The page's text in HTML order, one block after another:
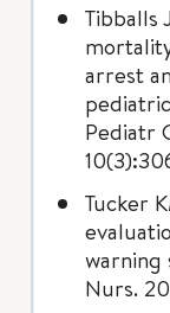
Tibballs
arrest
Pediatr
Tucker
warning
Nurs.